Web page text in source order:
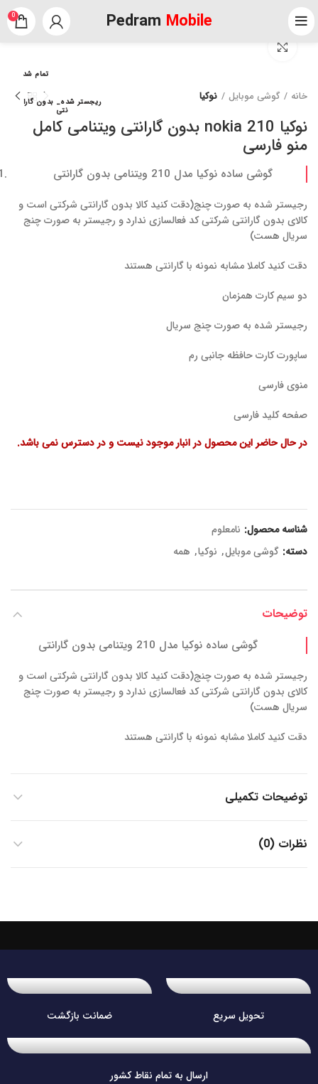
Pedram Mobile
0
تمام شد
ریجستر شده_ بدون گارا
نتی
خانه گوشی موبایل نوکیا
نوکیا nokia 210 بدون گارانتی ویتنامی کامل
منو فارسی
گوشی ساده نوکیا مدل 210 ویتنامی بدون گارانتی
رجیستر شده به صورت چنج(دقت کنید کالا بدون گارانتی شرکتی است و
کالای بدون گارانتی شرکتی کد فعالسازی ندارد و رجیستر به صورت چنج
سریال هست)
دقت کنید کاملا مشابه نمونه با گارانتی هستند
دو سیم کارت همزمان
رجیستر شده به صورت چنج سریال
ساپورت کارت حافظه جانبی رم
منوی فارسی
صفحه کلید فارسی
در حال حاضر این محصول در انبار موجود نیست و در دسترس نمی باشد.
شناسه محصول: نامعلوم
دسته: گوشی موبایل, نوکیا, همه
توضیحات
گوشی ساده نوکیا مدل 210 ویتنامی بدون گارانتی
رجیستر شده به صورت چنج(دقت کنید کالا بدون گارانتی شرکتی است و
کالای بدون گارانتی شرکتی کد فعالسازی ندارد و رجیستر به صورت چنج
سریال هست)
دقت کنید کاملا مشابه نمونه با گارانتی هستند
توضیحات تکمیلی
نظرات (0)
تحویل سریع ضمانت بازگشت
ارسال به تمام نقاط کشور